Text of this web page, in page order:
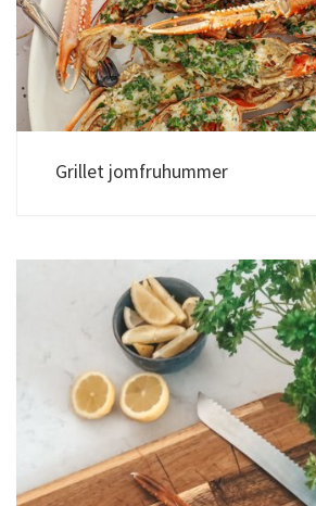
Grillet jomfruhummer